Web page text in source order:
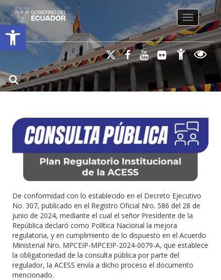
Open toolbar
Toggle
De conformidad con lo establecido en el Decreto Ejecutivo
No. 307, publicado en el Registro Oficial Nro. 586 del 28 de
junio de 2024, mediante el cual el señor Presidente de la
República declaró como Política Nacional la mejora
regulatoria, y en cumplimiento de lo dispuesto en el Acuerdo
Ministerial Nro. MPCEIP-MPCEIP-2024-0079-A, que establece
la obligatoriedad de la consulta pública por parte del
regulador, la ACESS envía a dicho proceso el documento
mencionado.